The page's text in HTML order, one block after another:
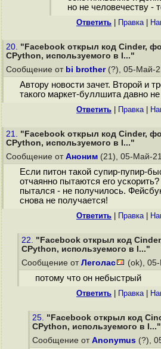
но не человечеству -
Ответить Правка|
20. "Facebook открыл код Cinder,
CPython, используемого в I..."
Сообщение от bi brother(?), 05-Май-
Автору новости зачет. Второй и
такого маркет-буллшита давно
Ответить Правка|
21. "Facebook открыл код Cinder,
CPython, используемого в I..."
Сообщение от Аноним (21), 05-Май-
Если питон такой супир-пупир-
отчаянно пытаются его
пытался - не получилось.
снова не получается!
Ответить Правка|
22. "Facebook открыл код
CPython, используемого в I..."
Сообщение от Леголас (ok),
потому что он небыстрый
Ответить Правка|
25. "Facebook открыл код
CPython, используемого в I..."
Сообщение от Anonymus (?),